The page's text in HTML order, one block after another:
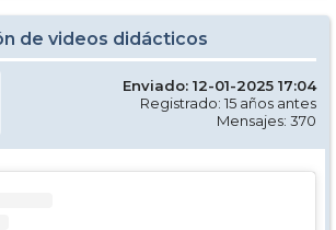
de videos didácticos
Enviado: 12-01-2025 17:04
Registrado: 15 años antes
Mensajes: 370